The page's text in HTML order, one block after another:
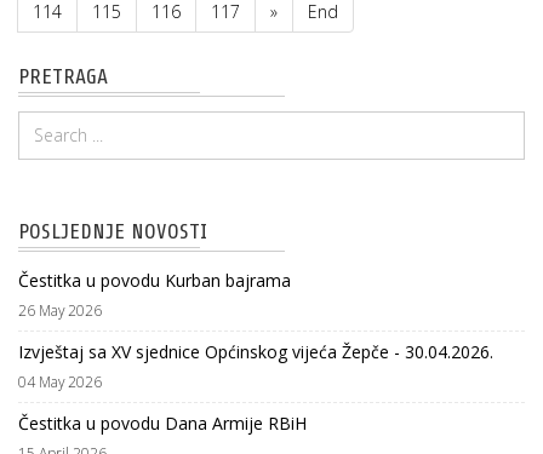
114
115 116 117 » End
PRETRAGA
POSLJEDNJE NOVOSTI
Čestitka u povodu Kurban bajrama
26 May 2026
Izvještaj sa XV sjednice Općinskog vijeća Žepče - 30.04.2026.
04 May 2026
Čestitka u povodu Dana Armije RBiH